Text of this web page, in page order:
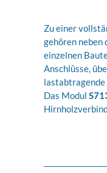
Zu einer
gehören neben
einzelnen
Anschlüsse,
Das Modul